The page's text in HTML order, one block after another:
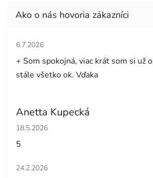
Hodnotenie obchodu je 5 z 5
6.7.2026
+ Som spokojná, viac krát som si už
stále všetko ok. Vďaka
Anetta Kupecká
Hodnotenie obchodu je 5 z 5
18.5.2026
5
Hodnotenie obchodu je 5 z 5
24.2.2026